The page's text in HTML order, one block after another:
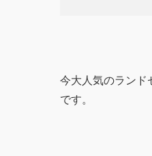
今大人気のランド
です。